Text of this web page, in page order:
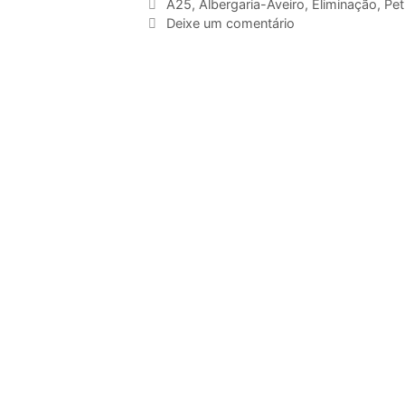
A25, Albergaria-Aveiro, Eliminação,
Deixe um comentário